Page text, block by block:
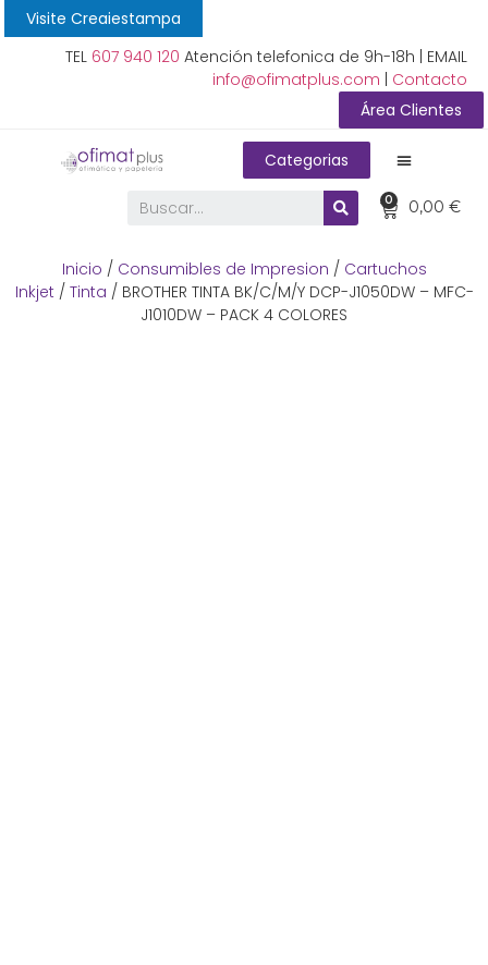
Visite Creaiestampa
TEL 607 940 120 Atención telefonica de 9h-18h | EMAIL
info@ofimatplus.com
Contacto
Área Clientes
Categorias
0,00€
0
Inicio / Consumibles de Impresion / Cartuchos
Inkjet / Tinta / BROTHER TINTA BK/C/M/Y DCP-J1050DW – MFC-
J1010DW – PACK 4 COLORES